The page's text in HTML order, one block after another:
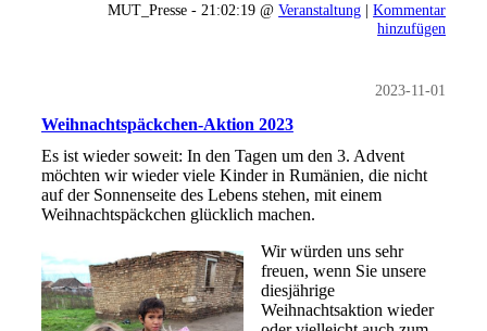
MUT_Presse - 21:02:19 @Veranstaltung |Kommentar
hinzufügen
2023-11-01
Weihnachtspäckchen-Aktion 2023
Es ist wieder soweit: In den Tagen um den 3. Advent
möchten wir wieder viele Kinder in Rumänien, die nicht
auf der Sonnenseite des Lebens stehen, mit einem
Weihnachtspäckchen glücklich machen.
Wir würden uns sehr
freuen, wenn Sie unsere
diesjährige
Weihnachtsaktion wieder